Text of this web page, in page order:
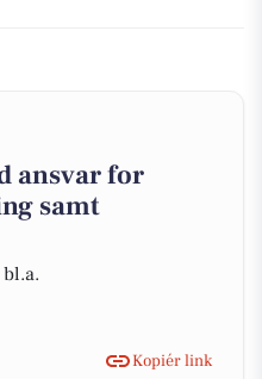
ansvar for
samt
Kopiér link